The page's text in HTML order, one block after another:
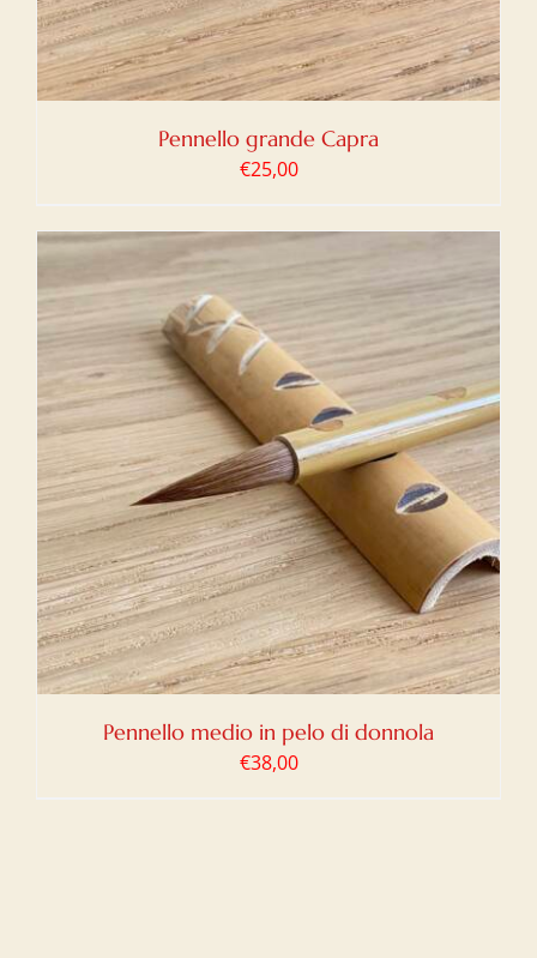
Pennello grande Capra
€25,00
Pennello medio in pelo di donnola
€38,00